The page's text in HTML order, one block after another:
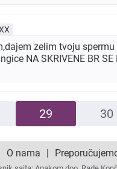
zelim tvoju
NA SKRIVENE BR
29 30
O nama |